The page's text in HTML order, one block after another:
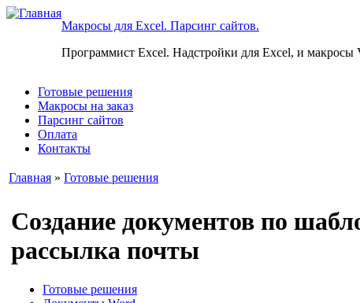
Макросы для Excel. Парсинг сайтов.
Программист Excel. Надстройки для Excel, и макросы
Готовые решения
Макросы на заказ
Парсинг сайтов
Оплата
Контакты
Главная » Готовые решения
Создание документов по
рассылка почты
Готовые решения